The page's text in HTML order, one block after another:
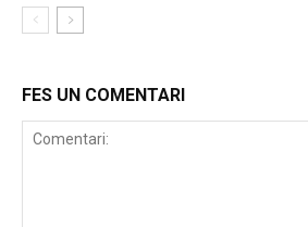
FES UN COMENTARI